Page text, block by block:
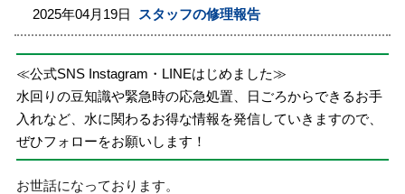
2025年04月19日 スタッフの修理報告
≪公式SNS Instagram・LINEはじめました≫
水回りの豆知識や緊急時の応急処置、日ごろからできるお手
入れなど、水に関わるお得な情報を発信していきますので、
ぜひフォローをお願いします！
お世話になっております。